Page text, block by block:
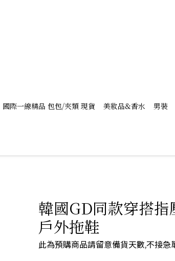
國際一線精品 包包/夾類 現貨 美妝品&香水 男裝
韓國GD同款穿搭
戶外拖鞋
此為預購商品請留意備貨天數,不接急